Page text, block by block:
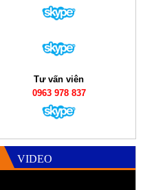
Tư vấn viên
0963 978 837
VIDEO